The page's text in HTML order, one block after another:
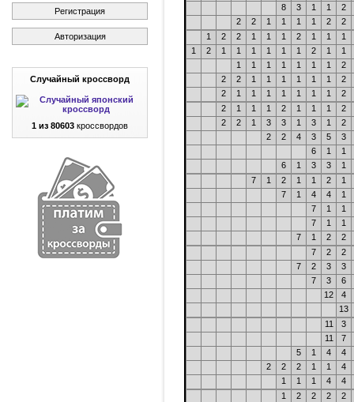
Регистрация
Авторизация
Случайный кроссворд
1 из 80603 кроссвордов
8
3 1 1
2
2
2 1 1 1 1 2
2
1
2 2 1 1 1 2 1 1
1
1
2 1 1 1 1 1 1 2 1
1
1
1 1 1 1 1 1
2
2
2 1 1 1 1 1 1
2
2
1 1 1 1 1 1 1
2
2
1 1 1 2 1 1 1
2
2
2 1 3 3 1 3 1
2
2
2 4 3 5
3
6
1
1
6
1 3 3
1
7
1 2 1 1 2
1
7
1 4 4
1
7
1
1
7
1
1
7
1 2
2
7
2
2
7
2 3
3
7
3
6
12
4
13
11
3
11
7
5
1 4
4
2
2 2 1 1
4
1
1 1 4
4
1
2 2 2
2